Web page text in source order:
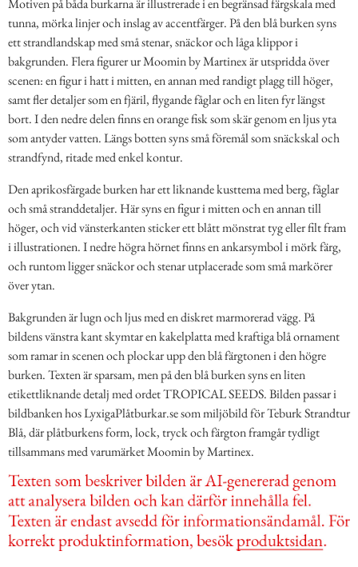
Motiven på båda burkarna är illustrerade i en begränsad färgskala med
tunna, mörka linjer och inslag av accentfärger. På den blå burken syns
ett strandlandskap med små stenar, snäckor och låga klippor i
bakgrunden. Flera figurer ur Moomin by Martinex är utspridda över
scenen: en figur i hatt i mitten, en annan med randigt plagg till höger,
samt fler detaljer som en fjäril, flygande fåglar och en liten fyr längst
bort. I den nedre delen finns en orange fisk som skär genom en ljus yta
som antyder vatten. Längs botten syns små föremål som snäckskal och
strandfynd, ritade med enkel kontur.
Den aprikosfärgade burken har ett liknande kusttema med berg, fåglar
och små stranddetaljer. Här syns en figur i mitten och en annan till
höger, och vid vänsterkanten sticker ett blått mönstrat tyg eller filt fram
i illustrationen. I nedre högra hörnet finns en ankarsymbol i mörk färg,
och runtom ligger snäckor och stenar utplacerade som små markörer
över ytan.
Bakgrunden är lugn och ljus med en diskret marmorerad vägg. På
bildens vänstra kant skymtar en kakelplatta med kraftiga blå ornament
som ramar in scenen och plockar upp den blå färgtonen i den högre
burken. Texten är sparsam, men på den blå burken syns en liten
etikettliknande detalj med ordet TROPICAL SEEDS. Bilden passar i
bildbanken hos LyxigaPlåtburkar.se som miljöbild för Teburk Strandtur
Blå, där plåtburkens form, lock, tryck och färgton framgår tydligt
tillsammans med varumärket Moomin by Martinex.